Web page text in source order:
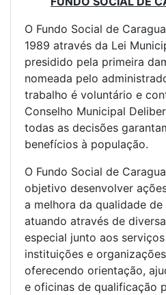
O Fundo Social de
1989 através da Lei
presidido pela primeira
nomeada pelo
trabalho é voluntário e
Conselho Municipal
todas as decisões
benefícios à população.
O Fundo Social de
objetivo desenvolver
a melhora da qualidade
atuando através de
especial junto aos
instituições e
oferecendo orientação,
e oficinas de qualificação